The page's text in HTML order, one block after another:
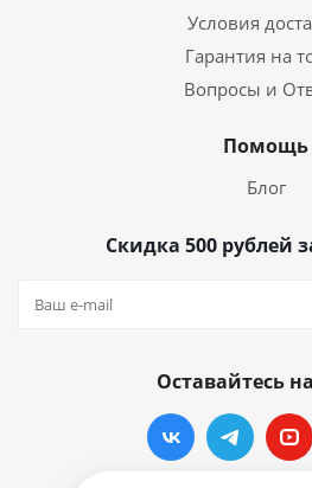
Условия
Гарантия на
Вопросы и
Помощь
Блог
Скидка 500 рублей
Оставайтесь